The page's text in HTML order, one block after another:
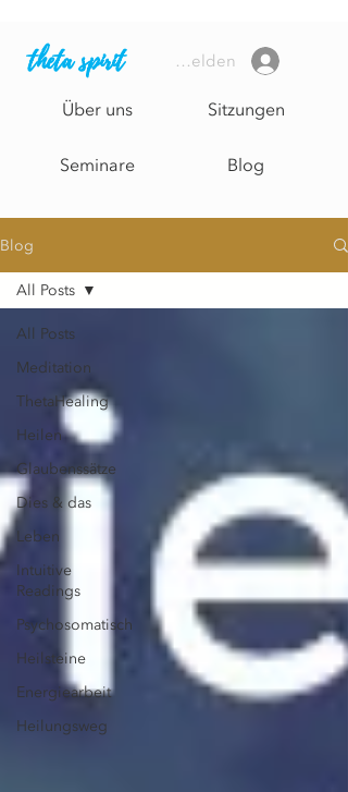
theta spirit
Über uns
Seminare
Sitzungen
Blog
Anmelden
Blog
All Posts
Meditation
ThetaHealing
Heilen
Glaubenssätze
Dies & das
Leben
Intuitive
Readings
Psychosomatisch
Heilsteine
Energiearbeit
Heilungsweg
All Posts